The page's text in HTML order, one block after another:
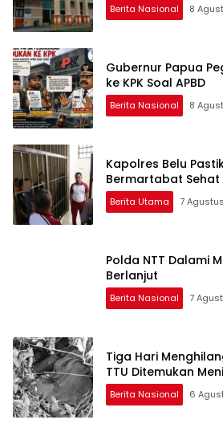
Berita Nasional 8
Gubernur Papua
ke KPK Soal APBD
Berita Nasional 8
Kapolres Belu
Bermartabat Sehat
Berita Utama 7
Polda NTT Dalami
Berlanjut
Berita Nasional 7
Tiga Hari
TTU Ditemukan
Berita Nasional 6